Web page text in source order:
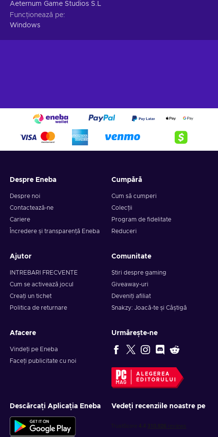
Aeternum Game Studios S.L
Funcționează pe
Windows
Despre Eneba
Despre noi
Contactează-ne
Cariere
Încredere și transparență Eneba
Cumpără
Cum să cumperi
Colecții
Program de fidelitate
Reduceri
Ajutor
INTREBARI FRECVENTE
Cum se activează jocul
Creați un tichet
Politica de returnare
Comunitate
Știri despre gaming
Giveaway-uri
Deveniți afiliat
Snakzy: Joacă-te și Câștigă
Afacere
Vindeți pe Eneba
Faceți publicitate cu noi
Urmărește-ne
ALEGEREA
EDITORULUI
Descărcați Aplicația Eneba Vedeți recenziile noastre pe